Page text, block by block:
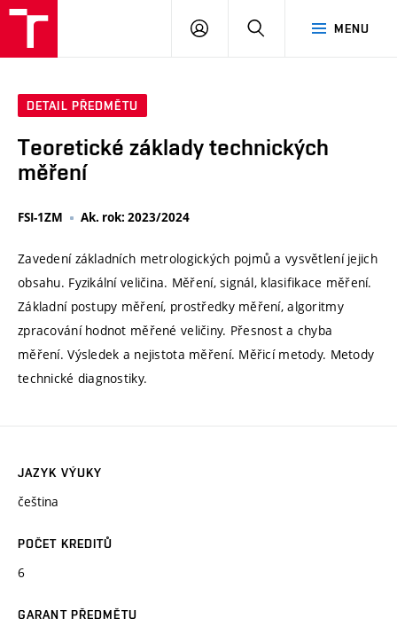
MENU
PŘIHLÁSIT
DETAIL PŘEDMĚTU
Teoretické základy technických
měření
FSI-1ZM Ak. rok: 2023/2024
Zavedení základních metrologických pojmů a vysvětlení jejich
obsahu. Fyzikální veličina. Měření, signál, klasifikace měření.
Základní postupy měření, prostředky měření, algoritmy
zpracování hodnot měřené veličiny. Přesnost a chyba
měření. Výsledek a nejistota měření. Měřicí metody. Metody
technické diagnostiky.
JAZYK VÝUKY
čeština
POČET KREDITŮ
6
GARANT PŘEDMĚTU